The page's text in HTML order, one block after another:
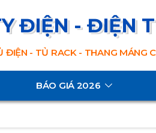
ĐIỆN - ĐIỆN
ĐIỆN - TỦ RACK - THANG MÁNG
BÁO GIÁ 2026